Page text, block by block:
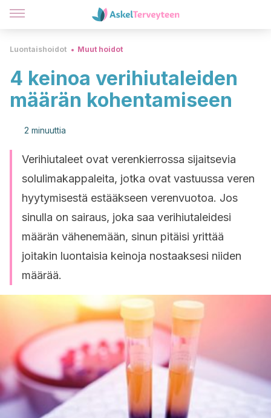
Luontaishoidot Muut hoidot
4 keinoa verihiutaleiden
määrän kohentamiseen
2 minuuttia
Verihiutaleet ovat verenkierrossa sijaitsevia
solulimakappaleita, jotka ovat vastuussa veren
hyytymisestä estääkseen verenvuotoa. Jos
sinulla on sairaus, joka saa verihiutaleidesi
määrän vähenemään, sinun pitäisi yrittää
joitakin luontaisia keinoja nostaaksesi niiden
määrää.